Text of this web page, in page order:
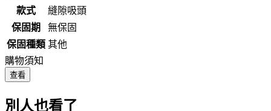
款式
縫隙吸頭
保固期
無保固
保固種類 其他
購物須知
查看
別人也看了